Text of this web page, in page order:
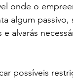
onde o
algum
alvarás
possíveis